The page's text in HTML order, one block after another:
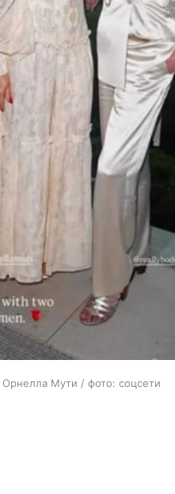
Орнелла Мути / фото: соцсети